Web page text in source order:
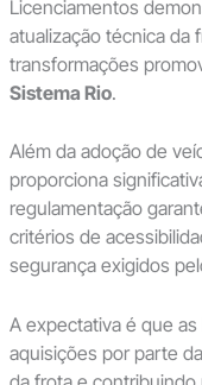
Licenciamentos
atualização técnica da
transformações
Sistema Rio.
Além da adoção de
proporciona
regulamentação
critérios de
segurança exigidos
A expectativa é que
aquisições por parte